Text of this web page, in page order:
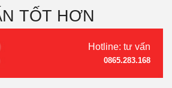
TỐT HƠN
Hotline: tư vấn
0865.283.168